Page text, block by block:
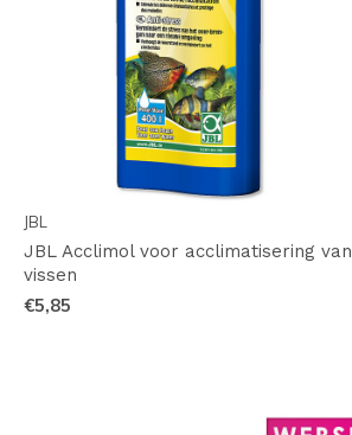
JBL
JBL Acclimol voor acclimatisering van
vissen
€5,85